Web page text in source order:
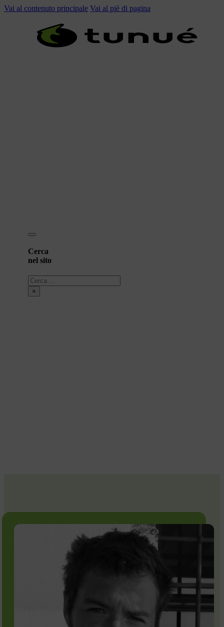
Vai al contenuto principale Vai al piè di pagina
Cerca
nel sito
Cerca
×